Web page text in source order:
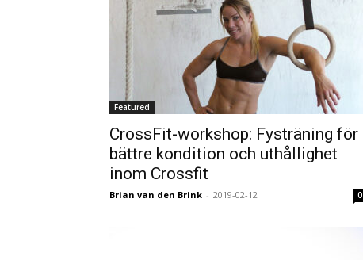
Featured
CrossFit-workshop: Fysträning för
bättre kondition och uthållighet
inom Crossfit
Brian van den Brink - 2019-02-12 0